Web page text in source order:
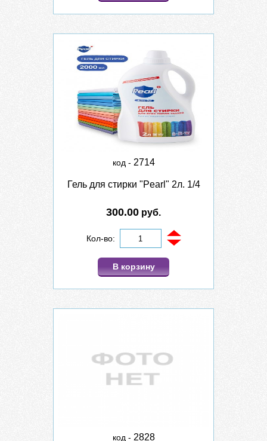
код - 2714
Гель для стирки "Pearl" 2л. 1/4
300.00 руб.
Кол-во:
В корзину
код - 2828